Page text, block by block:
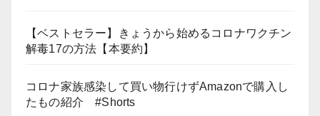
【ベストセラー】きょうから始めるコロナワクチン
解毒17の方法【本要約】
コロナ家族感染して買い物行けずAmazonで購入し
たもの紹介 #Shorts